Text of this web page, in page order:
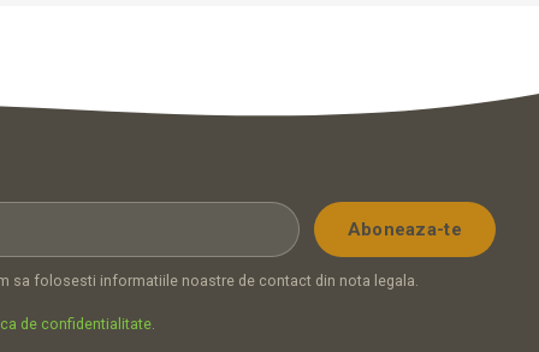
sa folosesti informatiile noastre de contact din nota legala.
de confidentialitate.